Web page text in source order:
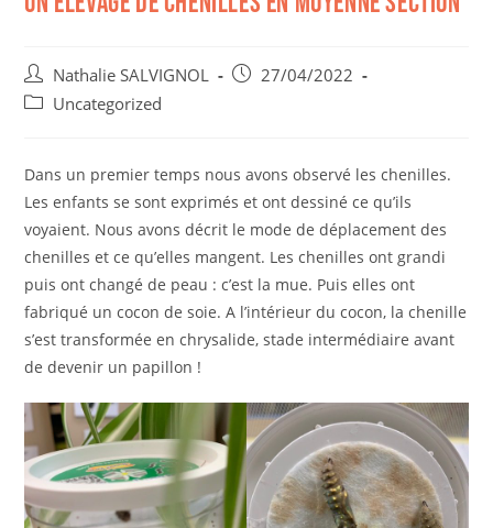
Nathalie SALVIGNOL
27/04/2022
Uncategorized
Dans un premier temps nous avons observé les chenilles.
Les enfants se sont exprimés et ont dessiné ce qu’ils
voyaient. Nous avons décrit le mode de déplacement des
chenilles et ce qu’elles mangent. Les chenilles ont grandi
puis ont changé de peau : c’est la mue. Puis elles ont
fabriqué un cocon de soie. A l’intérieur du cocon, la chenille
s’est transformée en chrysalide, stade intermédiaire avant
de devenir un papillon !